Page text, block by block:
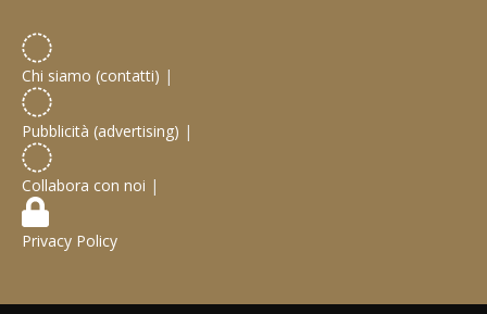
Chi siamo (contatti) |
Pubblicità (advertising) |
Collabora con noi |
Privacy Policy